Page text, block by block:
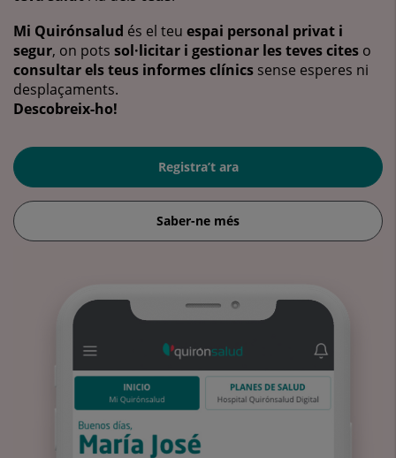
Mi Quirónsalud és el teu espai personal privat i
segur, on pots sol·licitar i gestionar les teves cites o
consultar els teus informes clínics sense esperes ni
desplaçaments.
Descobreix-ho!
Registra’t ara
Saber-ne més